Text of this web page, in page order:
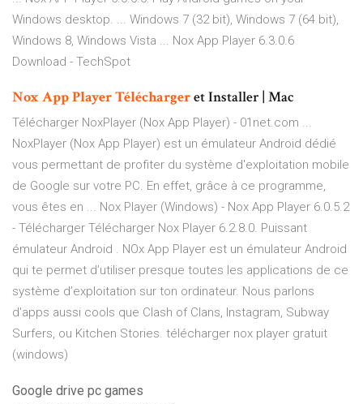
Windows desktop. ... Windows 7 (32 bit), Windows 7 (64 bit),
Windows 8, Windows Vista ... Nox App Player 6.3.0.6
Download - TechSpot
Nox AppPlayerTéléchargeret Installer | Mac
Télécharger NoxPlayer (Nox App Player) - 01net.com ...
NoxPlayer (Nox App Player) est un émulateur Android dédié
vous permettant de profiter du système d'exploitation mobile
de Google sur votre PC. En effet, grâce à ce programme,
vous êtes en ... Nox Player (Windows) - Nox App Player 6.0.5.2
- Télécharger Télécharger Nox Player 6.2.8.0. Puissant
émulateur Android . NOx App Player est un émulateur Android
qui te permet d’utiliser presque toutes les applications de ce
système d’exploitation sur ton ordinateur. Nous parlons
d'apps aussi cools que Clash of Clans, Instagram, Subway
Surfers, ou Kitchen Stories. télécharger nox player gratuit
(windows)
Google drive pc games